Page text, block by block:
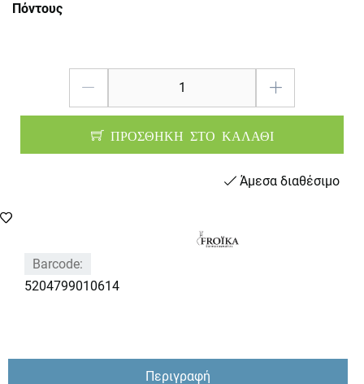
Πόντους
ΠΡΟΣΘΗΚΗ ΣΤΟ ΚΑΛΑΘΙ
Άμεσα διαθέσιμο
Barcode:
5204799010614
Περιγραφή